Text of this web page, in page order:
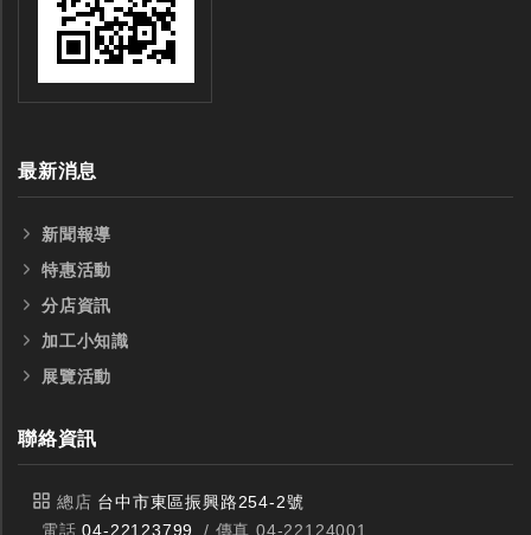
最新消息
新聞報導
特惠活動
分店資訊
加工小知識
展覽活動
聯絡資訊
總店 台中市東區振興路254-2號
電話04-22123799 / 傳真 04-22124001